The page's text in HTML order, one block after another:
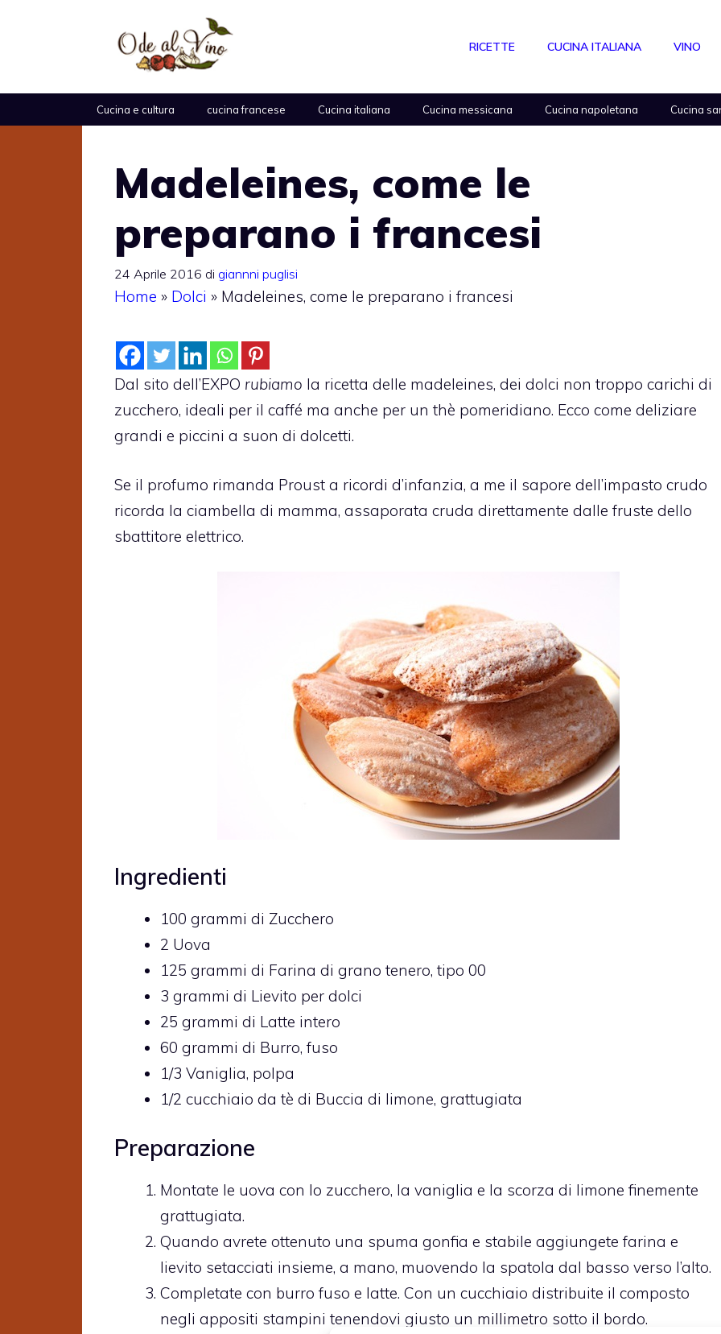
RICETTE CUCINA ITALIANA VINO
Cucina e cultura cucina francese Cucina italiana Cucina messicana Cucina napoletana Cucina
Madeleines, come le
preparano i francesi
24 Aprile 2016 di giannni puglisi
Home » Dolci » Madeleines, come le preparano i francesi
Dal sito dell’EXPO rubiamo la ricetta delle madeleines, dei dolci non troppo carichi di
zucchero, ideali per il caffé ma anche per un thè pomeridiano. Ecco come deliziare
grandi e piccini a suon di dolcetti.
Se il profumo rimanda Proust a ricordi d’infanzia, a me il sapore dell’impasto crudo
ricorda la ciambella di mamma, assaporata cruda direttamente dalle fruste dello
sbattitore elettrico.
Ingredienti
100 grammi di Zucchero
2 Uova
125 grammi di Farina di grano tenero, tipo 00
3 grammi di Lievito per dolci
25 grammi di Latte intero
60 grammi di Burro, fuso
1/3 Vaniglia, polpa
1/2 cucchiaio da tè di Buccia di limone, grattugiata
Preparazione
Montate le uova con lo zucchero, la vaniglia e la scorza di limone finemente
grattugiata.
Quando avrete ottenuto una spuma gonfia e stabile aggiungete farina e
lievito setacciati insieme, a mano, muovendo la spatola dal basso verso l’alto.
Completate con burro fuso e latte. Con un cucchiaio distribuite il composto
negli appositi stampini tenendovi giusto un millimetro sotto il bordo.